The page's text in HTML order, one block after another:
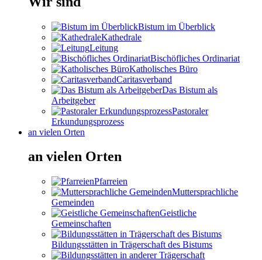
Bistum im Überblick
Kathedrale
Leitung
Bischöfliches Ordinariat
Katholisches Büro
Caritasverband
Das Bistum als
Arbeitgeber
Pastoraler
Erkundungsprozess
an vielen Orten
an vielen Orten
Pfarreien
Muttersprachliche
Gemeinden
Geistliche
Gemeinschaften
Bildungsstätten in Trägerschaft des Bistums